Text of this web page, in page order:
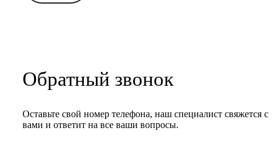
Обратный звонок
Оставьте свой номер телефона, наш специалист свяжется с
вами и ответит на все ваши вопросы.